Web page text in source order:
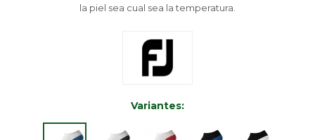
la piel sea cual sea la temperatura.
Variantes: